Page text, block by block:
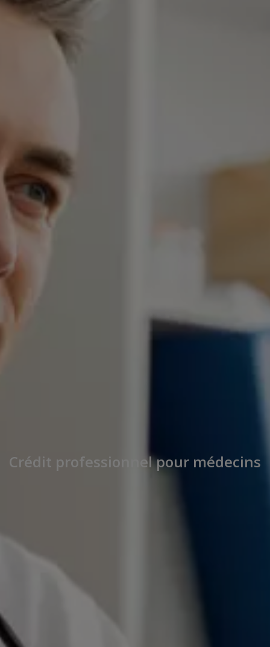
Crédit professionnel pour médecins